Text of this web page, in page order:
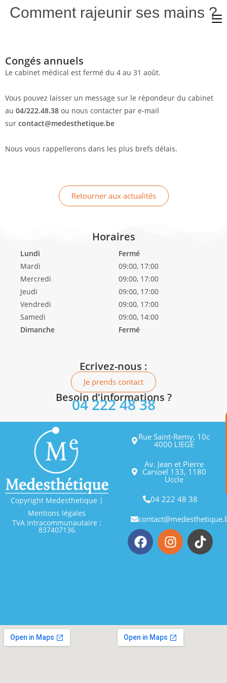
Comment rajeunir ses mains ?
Congés annuels
Le cabinet médical est fermé du 4 au 31 août.
Vous pouvez laisser un message sur le répondeur du cabinet
au 04/222.48.38 ou nous contacter par e-mail
sur contact@medesthetique.be
Nous vous rappellerons dans les plus brefs délais.
Retourner aux actualités
Horaires
Lundi
Mardi
Mercredi
Jeudi
Vendredi
Samedi
Dimanche
Fermé
09:00, 17:00
09:00, 17:00
09:00, 17:00
09:00, 17:00
09:00, 14:00
Fermé
Ecrivez-nous :
Je prends contact
Besoin d'informations ?
04 222 48 38
Copyright Medesthetique |
Mentions légales
TVA Intracommunautaire :
837407136
Rue Saint-Remy, 10c
4000 LIEGE
Av. Jean et Pierre
Carsoel 133, 1180
Uccle
04 222 48 38